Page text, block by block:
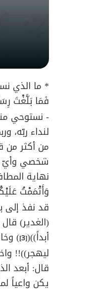
* ما الذي
فَمَا بَلَّغْتَ
- نستوحي
لنداء ربّه،
من أكثر
شخصي وأيّ
نهاية
وَأَتْمَمْتُ
قد نفذ إلى
(الغدير)
أبداً))([3]
)
ليهجر))!!
قال: أبعد
يكن واعياً